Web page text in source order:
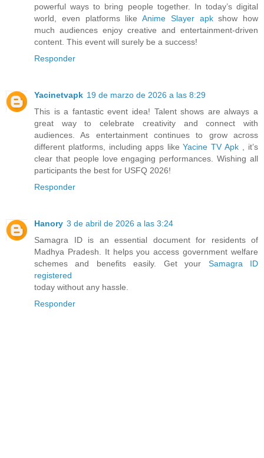
powerful ways to bring people together. In today’s digital
world, even platforms like Anime Slayer apkshow how
much audiences enjoy creative and entertainment-driven
content. This event will surely be a success!
Responder
Yacinetvapk 19 de marzo de 2026 a las 8:29
This is a fantastic event idea! Talent shows are always a
great way to celebrate creativity and connect with
audiences. As entertainment continues to grow across
different platforms, including apps likeYacine TV Apk
, it’s
clear that people love engaging performances. Wishing all
participants the best for USFQ 2026!
Responder
Hanory 3 de abril de 2026 a las 3:24
Samagra ID is an essential document for residents of
Madhya Pradesh. It helps you access government welfare
schemes and benefits easily. Get your Samagra ID
registered
today without any hassle.
Responder